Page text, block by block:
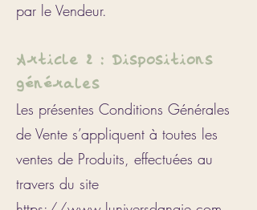
par le Vendeur.
Article 2 : Dispositions
générales
Les présentes Conditions Générales
de Vente s’appliquent à toutes les
ventes de Produits, effectuées au
travers du site